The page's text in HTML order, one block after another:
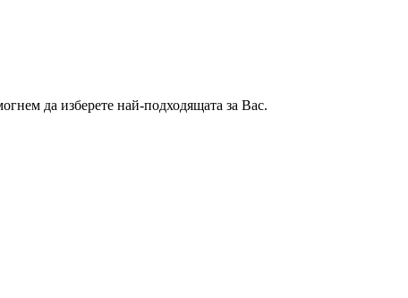
да изберете най-подходящата за Вас.